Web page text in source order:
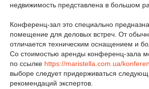
недвижимость представлена в большом
Конференц-зал это специально
помещение для деловых встреч. От
отличается техническим оснащением и
Со стоимостью аренды конференц-зала
по ссылке https://maristella.com.ua/
выборе следует придерживаться
рекомендаций экспертов.